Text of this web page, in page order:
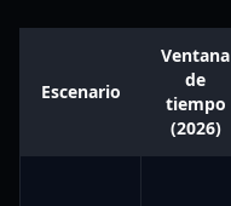
Escenario
Ventana
de
tiempo
(2026)